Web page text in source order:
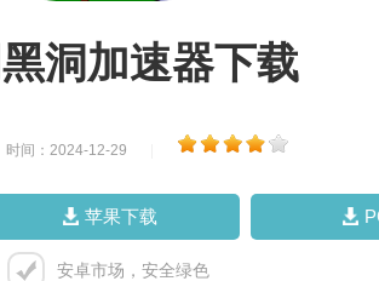
洞加速器下载
时间：2024-12-29
苹果下载
安卓市场，安全绿色